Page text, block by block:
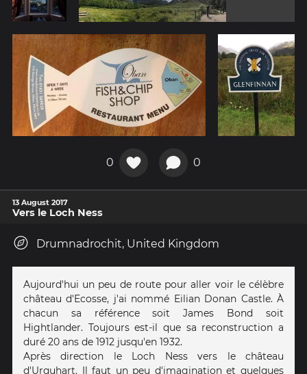
0 0
13 August 2017
Vers le Loch Ness
Drumnadrochit, United Kingdom
Aujourd'hui un peu de route pour aller voir le célèbre
château d'Ecosse, j'ai nommé Eilian Donan Castle. À
chacun sa référence soit James Bond soit
Hightlander. Toujours est-il que sa reconstruction a
duré 20 ans de 1912 jusqu'en 1932.
Après direction le Loch Ness vers le château
d'Urquhart. Il faut un peu d'imagination et quelques